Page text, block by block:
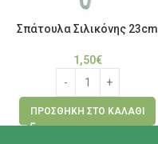
Σπάτουλα Σιλικόνης 23cm
1,50€
ΠΡΟΣΘΉΚΗ ΣΤΟ ΚΑΛΆΘΙ